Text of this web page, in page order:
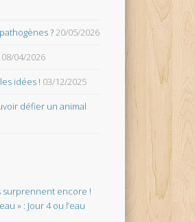
?20/05/2026
08/04/2026
idées ! 03/12/2025
défier un animal
surprennent encore !
» : Jour 4 ou l’eau